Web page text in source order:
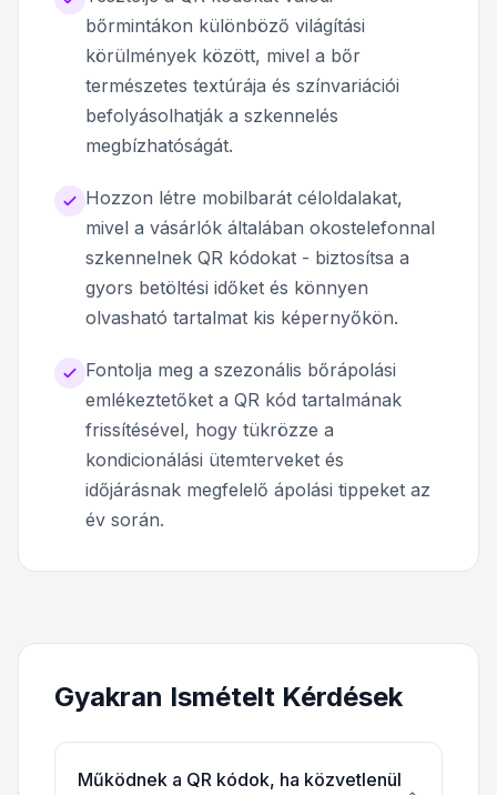
bőrmintákon különböző világítási
körülmények között, mivel a bőr
természetes textúrája és színvariációi
befolyásolhatják a szkennelés
megbízhatóságát.
Hozzon létre mobilbarát céloldalakat,
mivel a vásárlók általában okostelefonnal
szkennelnek QR kódokat - biztosítsa a
gyors betöltési időket és könnyen
olvasható tartalmat kis képernyőkön.
Fontolja meg a szezonális bőrápolási
emlékeztetőket a QR kód tartalmának
frissítésével, hogy tükrözze a
kondicionálási ütemterveket és
időjárásnak megfelelő ápolási tippeket az
év során.
Gyakran Ismételt Kérdések
Működnek a QR kódok, ha közvetlenül